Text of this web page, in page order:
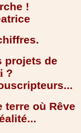
!
projets de
?
terre où Rêve